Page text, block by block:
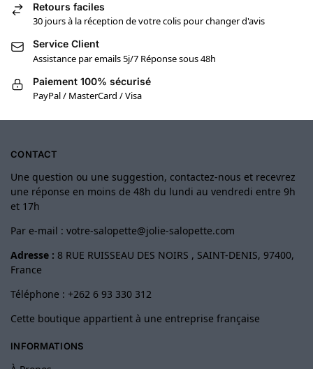
Retours faciles
30 jours à la réception de votre colis pour changer d'avis
Service Client
Assistance par emails 5j/7 Réponse sous 48h
Paiement 100% sécurisé
PayPal / MasterCard / Visa
CONTACT
Une question ou une suggestion, contactez-nous et recevrez
une réponse en moins de 48h du lundi au vendredi entre 9h
et 17h
Par e-mail : votre-salopette@jolie-salopette.com
Adresse : 8 RUE RUISSEAU DES NOIRS , SAINT-DENIS, 97400,
France
Téléphone : +262 6 93 330 312
Cette boutique appartient à une entreprise française
INFORMATIONS